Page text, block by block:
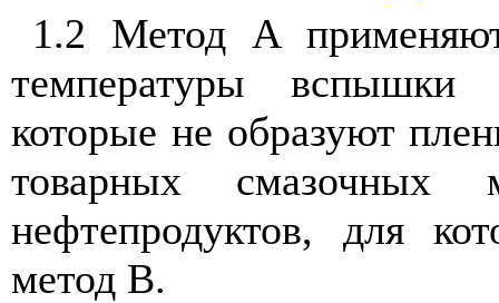
1.2 Метод А
температуры
вспышки
которые не образуют
товарных
смазочных
нефтепродуктов, для
метод В.